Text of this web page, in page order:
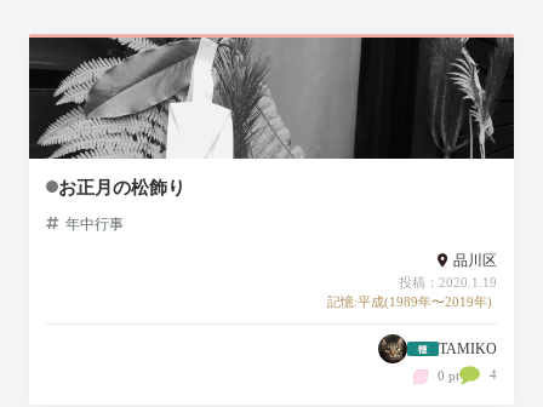
お正月の松飾り
年中行事
品川区
投稿：2020.1.19
記憶:平成(1989年〜2019年)
TAMIKO
0 pt 4